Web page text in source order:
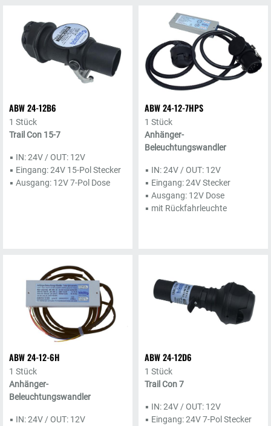
ABW 24-12B6
1 Stück
Trail Con 15-7
▪ IN: 24V / OUT: 12V
▪ Eingang: 24V 15-Pol Stecker
▪ Ausgang: 12V 7-Pol Dose
ABW 24-12-7HPS
1 Stück
Anhänger-
Beleuchtungswandler
▪ IN: 24V / OUT: 12V
▪ Eingang: 24V Stecker
▪ Ausgang: 12V Dose
▪ mit Rückfahrleuchte
ABW 24-12-6H
1 Stück
Anhänger-
Beleuchtungswandler
▪ IN: 24V / OUT: 12V
ABW 24-12D6
1 Stück
Trail Con 7
▪ IN: 24V / OUT: 12V
▪ Eingang: 24V 7-Pol Stecker